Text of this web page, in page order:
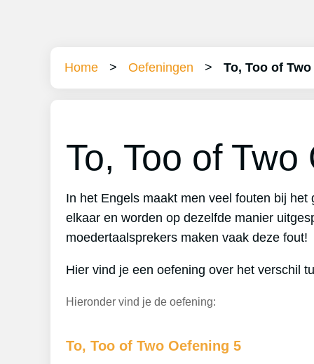
Home > Oefeningen > To, Too of
To, Too of
In het Engels maakt men veel fouten bij
elkaar en worden op dezelfde manier
moedertaalsprekers maken vaak deze fout!
Hier vind je een oefening over het verschil
Hieronder vind je de oefening:
To, Too of Two Oefening 5